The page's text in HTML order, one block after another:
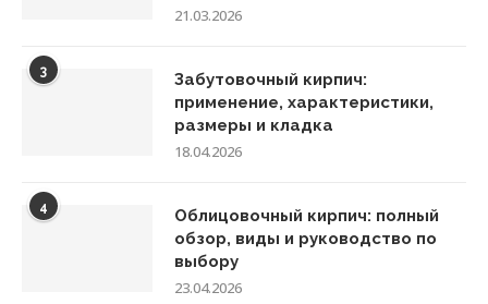
21.03.2026
3
Забутовочный кирпич:
применение, характеристики,
размеры и кладка
18.04.2026
4
Облицовочный кирпич: полный
обзор, виды и руководство по
выбору
23.04.2026